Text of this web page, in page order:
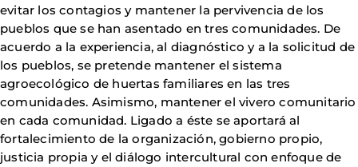
evitar los contagios y mantener la pervivencia de los
pueblos que se han asentado en tres comunidades. De
acuerdo a la experiencia, al diagnóstico y a la solicitud de
los pueblos, se pretende mantener el sistema
agroecológico de huertas familiares en las tres
comunidades. Asimismo, mantener el vivero comunitario
en cada comunidad. Ligado a éste se aportará al
fortalecimiento de la organización, gobierno propio,
justicia propia y el diálogo intercultural con enfoque de